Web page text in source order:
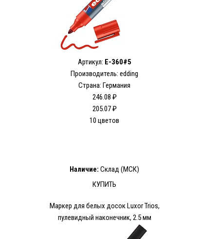
Артикул: E-360#5
Производитель: edding
Страна: Германия
246.08 ₽
205.07 ₽
10 цветов
Наличие: Склад (МСК)
КУПИТЬ
Маркер для белых досок Luxor Trios,
пулевидный наконечник, 2.5 мм